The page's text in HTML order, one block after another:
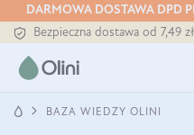
DARMOWA DOSTAWA DPD
Tłoczony zawsze na zimno
Bezpieczna dostawa od 7,49 zł
Darmowa dostawa od 199 zł
Tłoczony zawsze na zimno
BAZA WIEDZY OLINI